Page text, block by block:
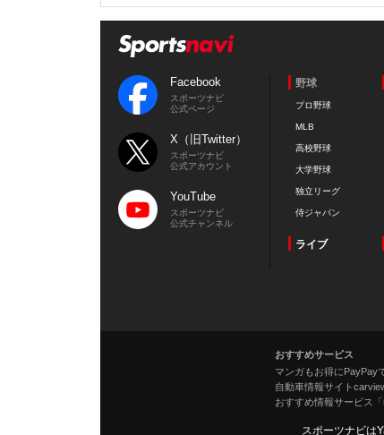
Facebook
スポーツナビ
公式ページ
X（旧Twitter）
スポーツナビ
公式アカウント
YouTube
スポーツナビ
公式チャンネル
野球
プロ野球
MLB
高校野球
大学野球
独立リーグ
侍ジャパン
ライブ
おすすめサービス
マンガもお得にPayPay
自動車情報サイト
おすすめ情報サービス「
スポーツナビは